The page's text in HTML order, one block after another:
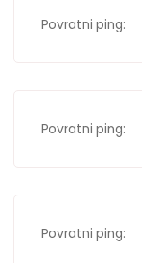
Povratni ping:
Povratni ping:
Povratni ping: